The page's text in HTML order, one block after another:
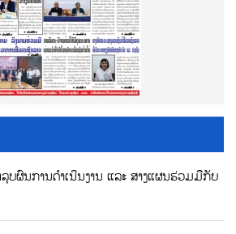
ບຜົນການດຳເນີນງານ ແລະ ສາງແຜນຮ່ວມມືກັບ